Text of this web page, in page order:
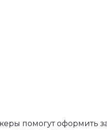
помогут оформить